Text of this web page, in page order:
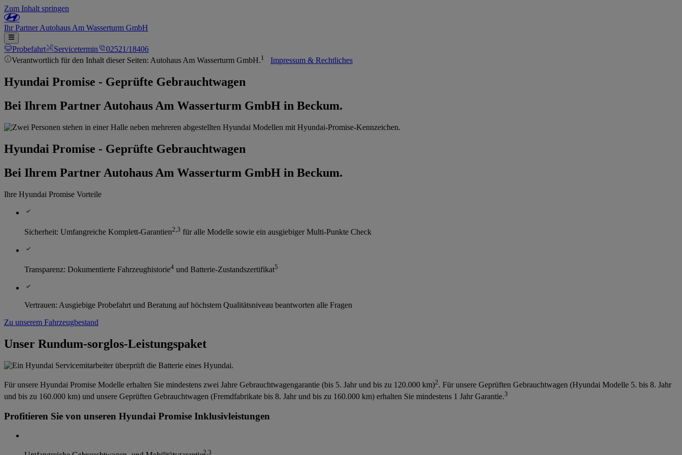
Zum Inhalt springen
IhrPartnerAutohaus Am Wasserturm GmbH
Probefahrt Servicetermin
02521/18406
Verantwortlich für den Inhalt dieser Seiten: Autohaus Am Wasserturm GmbH.1 Impressum & Rechtliches
Hyundai Promise - Geprüfte Gebrauchtwagen
Bei Ihrem Partner Autohaus Am Wasserturm GmbH in Beckum.
Hyundai Promise - Geprüfte Gebrauchtwagen
Bei Ihrem Partner Autohaus Am Wasserturm GmbH in Beckum.
Ihre Hyundai Promise Vorteile
Sicherheit: Umfangreiche Komplett-Garantien2 3 für alle Modelle sowie ein ausgiebiger Multi-Punkte Check
Transparenz: Dokumentierte Fahrzeughistorie4 und Batterie-Zustandszertifikat5
Vertrauen: Ausgiebige Probefahrt und Beratung auf höchstem Qualitätsniveau beantworten alle Fragen
Zu unserem Fahrzeugbestand
Unser Rundum-sorglos-Leistungspaket
Für unsere Hyundai Promise Modelle erhalten Sie mindestens zwei Jahre Gebrauchtwagengarantie (bis 5. Jahr und bis zu 120.000 km)2. Für unsere Geprüften Gebrauchtwagen (Hyundai Modelle 5. bis 8. Jahr
und bis zu 160.000 km) und unsere Geprüften Gebrauchtwagen (Fremdfabrikate bis 8. Jahr und bis zu 160.000 km) erhalten Sie mindestens 1 Jahr Garantie.3
Profitieren Sie von unseren Hyundai Promise Inklusivleistungen
2,3